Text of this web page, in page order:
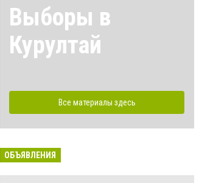
Выборы в
Курултай
Все материалы здесь
ОБЪЯВЛЕНИЯ